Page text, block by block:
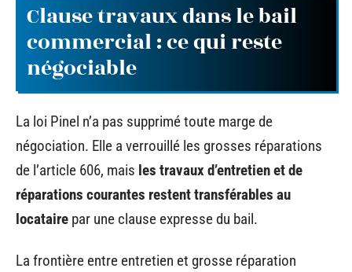
Clause travaux dans le bail
commercial : ce qui reste
négociable
La loi Pinel n’a pas supprimé toute marge de
négociation. Elle a verrouillé les grosses réparations
de l’article 606, mais les travaux d’entretien et de
réparations courantes restent transférables au
locataire par une clause expresse du bail.
La frontière entre entretien et grosse réparation